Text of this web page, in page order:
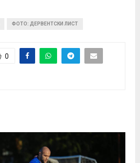
ФОТО: ДЕРВЕНТСКИ ЛИСТ
0